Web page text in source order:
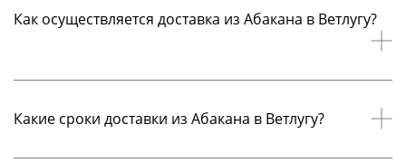
Как осуществляется доставка из Абакана в Ветлугу?
осуществляется по схеме «от двери до двери». Курьер
Абакане, далее груз или документы доставляются
Какие сроки доставки из Абакана в Ветлугу?